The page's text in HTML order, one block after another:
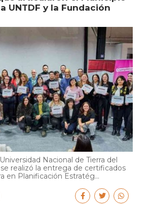
UNTDF y la Fundación
Nacional de Tierra del
realizó la entrega de certificados
en Planificación Estratég...